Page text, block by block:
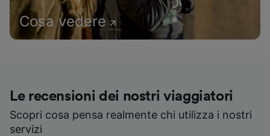
Cosa vedere
Le recensioni dei nostri viaggiatori
Scopri cosa pensa realmente chi utilizza i nostri
servizi